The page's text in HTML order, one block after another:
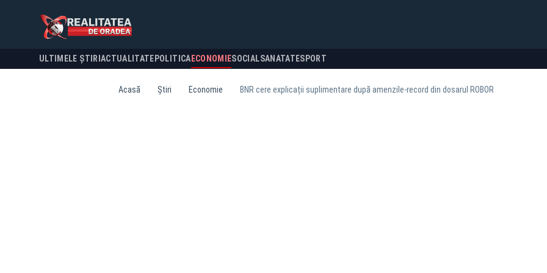
ULTIMELE ȘTIRI ACTUALITATE POLITICA ECONOMIESOCIALSANATATESPORT
Acasă Știri Economie BNR cere explicații suplimentare după amenzile-record din dosarul ROBOR